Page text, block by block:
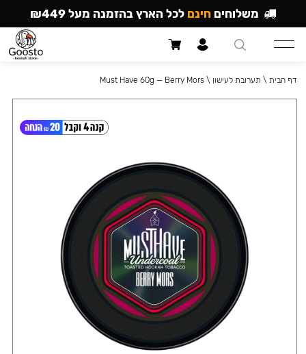
דף הבית \ תערובת לעישון \
Must Have 60g — Berry Mors
משלוחים חינם לכל הארץ בהזמנה מעל ₪449